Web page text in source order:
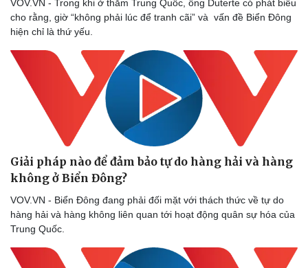
VOV.VN - Trong khi ở thăm Trung Quốc, ông Duterte có phát biểu
cho rằng, giờ “không phải lúc để tranh cãi” và vấn đề Biển Đông
hiện chỉ là thứ yếu.
Giải pháp nào để đảm bảo tự do hàng hải và hàng
không ở Biển Đông?
VOV.VN - Biển Đông đang phải đối mặt với thách thức về tự do
hàng hải và hàng không liên quan tới hoạt động quân sự hóa của
Trung Quốc.